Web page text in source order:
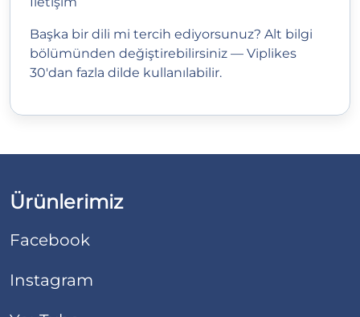
Başka bir dili mi tercih ediyorsunuz? Alt bilgi
bölümünden değiştirebilirsiniz — Viplikes
30'dan fazla dilde kullanılabilir.
Ürünlerimiz
Facebook
Instagram